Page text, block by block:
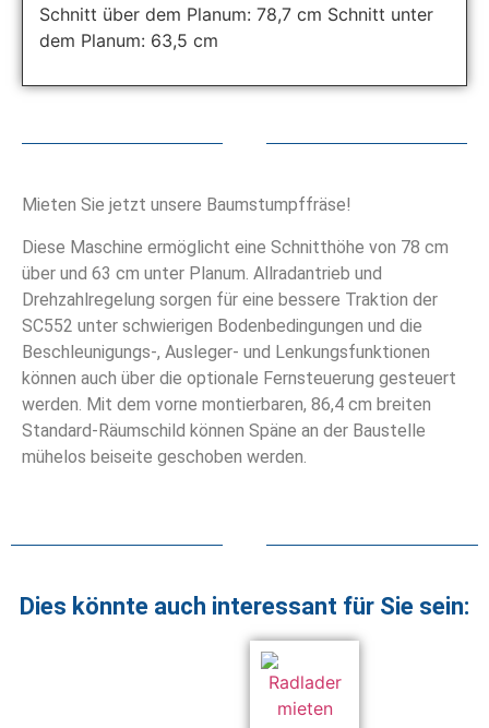
Schnitt über dem Planum: 78,7 cm Schnitt unter
dem Planum: 63,5 cm
Mieten Sie jetzt unsere Baumstumpffräse!
Diese Maschine ermöglicht eine Schnitthöhe von 78 cm
über und 63 cm unter Planum. Allradantrieb und
Drehzahlregelung sorgen für eine bessere Traktion der
SC552 unter schwierigen Bodenbedingungen und die
Beschleunigungs-, Ausleger- und Lenkungsfunktionen
können auch über die optionale Fernsteuerung gesteuert
werden. Mit dem vorne montierbaren, 86,4 cm breiten
Standard-Räumschild können Späne an der Baustelle
mühelos beiseite geschoben werden.
Dies könnte auch interessant für Sie sein: